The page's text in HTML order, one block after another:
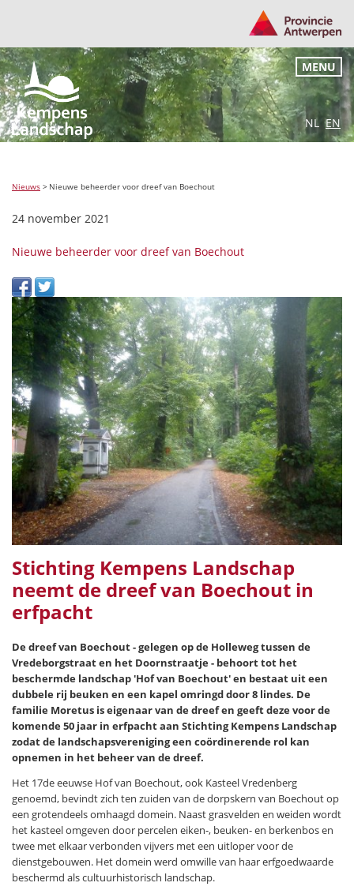
NL EN
MENU
Nieuws > Nieuwe beheerder voor dreef van Boechout
24 november 2021
Nieuwe beheerder voor dreef van Boechout
Stichting Kempens Landschap
neemt de dreef van Boechout in
erfpacht
De dreef van Boechout - gelegen op de Holleweg tussen de
Vredeborgstraat en het Doornstraatje - behoort tot het
beschermde landschap 'Hof van Boechout' en bestaat uit een
dubbele rij beuken en een kapel omringd door 8 lindes. De
familie Moretus is eigenaar van de dreef en geeft deze voor de
komende 50 jaar in erfpacht aan Stichting Kempens Landschap
zodat de landschapsvereniging een coördinerende rol kan
opnemen in het beheer van de dreef.
Het 17de eeuwse Hof van Boechout, ook Kasteel Vredenberg
genoemd, bevindt zich ten zuiden van de dorpskern van Boechout op
een grotendeels omhaagd domein. Naast grasvelden en weiden wordt
het kasteel omgeven door percelen eiken-, beuken- en berkenbos en
twee met elkaar verbonden vijvers met een uitloper voor de
dienstgebouwen. Het domein werd omwille van haar erfgoedwaarde
beschermd als cultuurhistorisch landschap.